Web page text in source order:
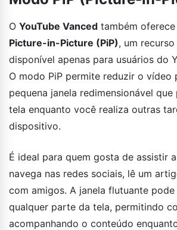
O YouTube Vanced também
Picture-in-Picture (PiP), um
disponível apenas para usuários do
O modo PiP permite reduzir o vídeo
pequena janela redimensionável que
tela enquanto você realiza outras
dispositivo.
É ideal para quem gosta de assistir
navega nas redes sociais, lê um
com amigos. A janela flutuante
qualquer parte da tela, permitindo
acompanhando o conteúdo